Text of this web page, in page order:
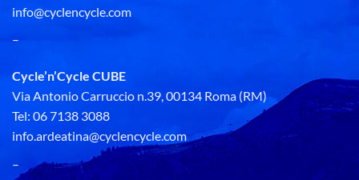
info@cyclencycle.com
–
Cycle’n’Cycle CUBE
Via Antonio Carruccio n.39, 00134 Roma (RM)
Tel: 06 7138 3088
info.ardeatina@cyclencycle.com
–